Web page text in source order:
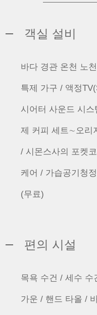
객실 설비
바다 경관 온천 노
특제 가구 / 액정
시어터 사운드 시
제 커피 세트∼오리
/ 시몬스사의 포켓
케어 / 가습공기청
(무료)
편의 시설
목욕 수건 / 세수 수
가운 / 핸드 타올 /